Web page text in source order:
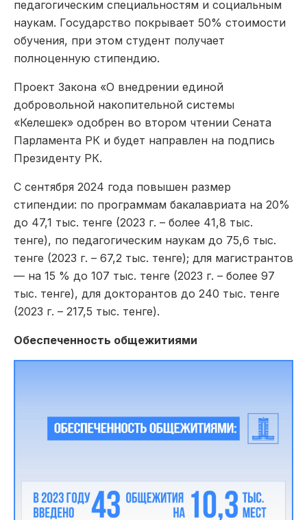
педагогическим специальностям и социальным
наукам. Государство покрывает 50% стоимости
обучения, при этом студент получает
полноценную стипендию.
Проект Закона «О внедрении единой
добровольной накопительной системы
«Келешек» одобрен во втором чтении Сената
Парламента РК и будет направлен на подпись
Президенту РК.
С сентября 2024 года повышен размер
стипендии: по программам бакалавриата на 20%
до 47,1 тыс. тенге (2023 г. – более 41,8 тыс.
тенге), по педагогическим наукам до 75,6 тыс.
тенге (2023 г. – 67,2 тыс. тенге); для магистрантов
— на 15 % до 107 тыс. тенге (2023 г. – более 97
тыс. тенге), для докторантов до 240 тыс. тенге
(2023 г. – 217,5 тыс. тенге).
Обеспеченность общежитиями